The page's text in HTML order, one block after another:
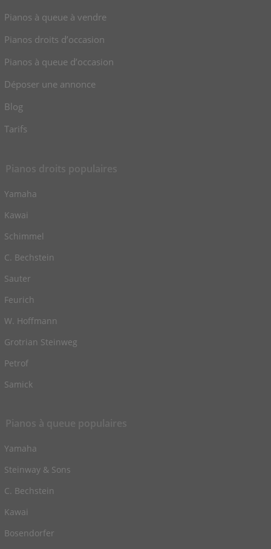
Pianos à queue à vendre
Pianos droits d’occasion
Pianos à queue d’occasion
Déposer une annonce
Blog
Tarifs
Yamaha
Kawai
Schimmel
C. Bechstein
Sauter
Feurich
W. Hoffmann
Grotrian Steinweg
Petrof
Samick
Yamaha
Steinway & Sons
C. Bechstein
Kawai
Bosendorfer